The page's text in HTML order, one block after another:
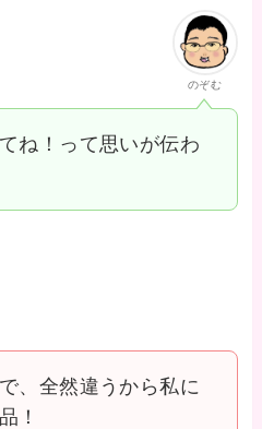
のぞむ
ね！って思いが伝わ
、全然違うから私に
！